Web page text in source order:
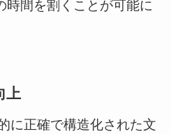
時間を割くことが可能に
上
に正確で構造化された文